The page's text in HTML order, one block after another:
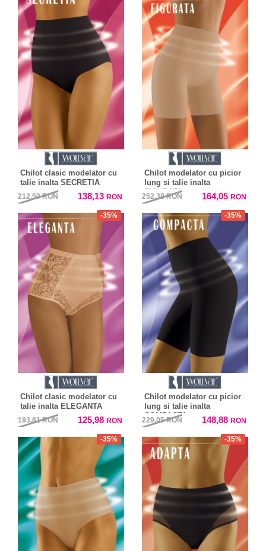
Chilot clasic modelator cu
talie inalta SECRETIA
212,50RON 138,13 RON
Chilot modelator cu picior
lung si talie inalta
FIGURATA
252,38RON 164,05 RON
-35%
Chilot clasic modelator cu
talie inalta ELEGANTA
193,81RON 125,98 RON
-35%
Chilot modelator cu picior
lung si talie inalta
COMPACTA
229,05RON 148,88 RON
-35% -35%